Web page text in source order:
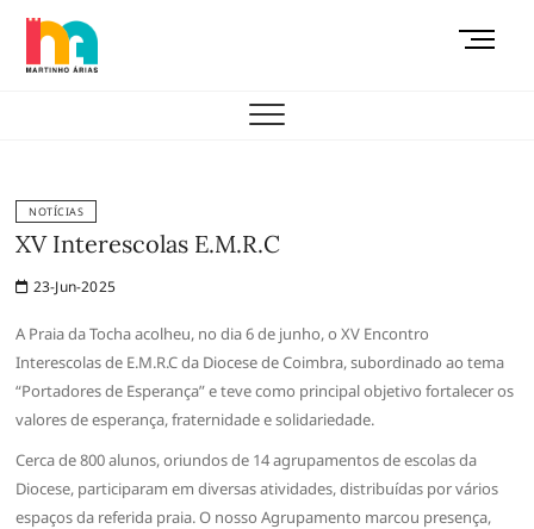
Skip
content
M
NOTÍCIAS
XV Interescolas E.M.R.C
23-Jun-2025
A Praia da Tocha acolheu, no dia 6 de junho, o XV Encontro
Interescolas de E.M.R.C da Diocese de Coimbra, subordinado ao tema
“Portadores de Esperança” e teve como principal objetivo fortalecer os
valores de esperança, fraternidade e solidariedade.
Cerca de 800 alunos, oriundos de 14 agrupamentos de escolas da
Diocese, participaram em diversas atividades, distribuídas por vários
espaços da referida praia. O nosso Agrupamento marcou presença,